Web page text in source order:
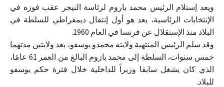
ويعد إستلام الرئيس محمد باروم لرئاسة النيجر عقب فوزه في
الإنتخابات الرئاسية، يعد هو أول إنتقال ديمقراطي للسلطة في
البلاد منذ الإستقلال عن فرنسا في العام 1960.
وقد سلم الرئيس المنتهية ولايته محمدو يوسفو، بعد ولايتين مدتهما
خمس سنوات، السلطة إلى محمد بازوم البالغ من العمر 61 عامًا،
الذي كان يشغل سابقا وزيراً للداخلية خلال فترة حكم يوسفو
للبلاد.